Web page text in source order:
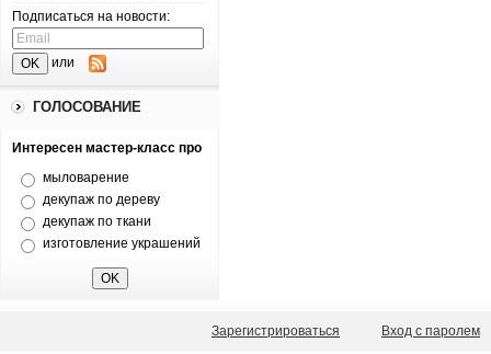
Подписаться на новости:
или
ГОЛОСОВАНИЕ
Интересен мастер-класс про
мыловарение
декупаж по дереву
декупаж по ткани
изготовление украшений
Зарегистрироваться Вход с паролем